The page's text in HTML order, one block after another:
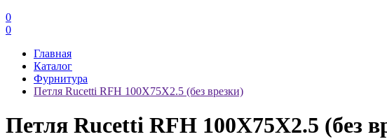
0
0
Главная
Каталог
Фурнитура
Петля Rucetti RFH 100X75X2.5 (без врезки)
Петля Rucetti RFH 100X75X2.5 (без